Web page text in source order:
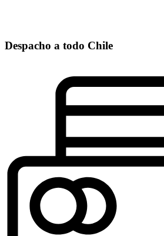
Despacho a todo Chile